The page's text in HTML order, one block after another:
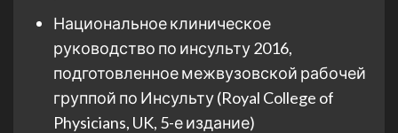
Национальное клиническое
руководство по инсульту 2016,
подготовленное межвузовской рабочей
группой по Инсульту (Royal College of
Physicians, UK, 5-е издание)